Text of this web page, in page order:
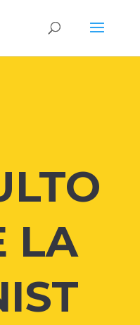
LA